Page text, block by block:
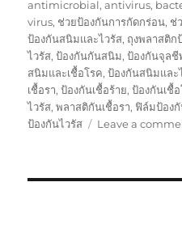
on
antimicrobial,antivirus,
virus, ช่วยป้องกันการกัดกร่อน, ช่
ป้องกันสนิมและไวรัส, ถุงพลาสติก
ไวรัส,ป้องกันกันสนิม,ป้องกันจุลชี
สนิมและเชื้อโรค,ป้องกันสนิมและ
เชื้อรา,ป้องกันเชื้อร้าย,ป้องกันเชื้
ไวรัส,พลาสติกันเชื้อรา, ฟิล์มป้อง
ป้องกันไวรัส
Leave a